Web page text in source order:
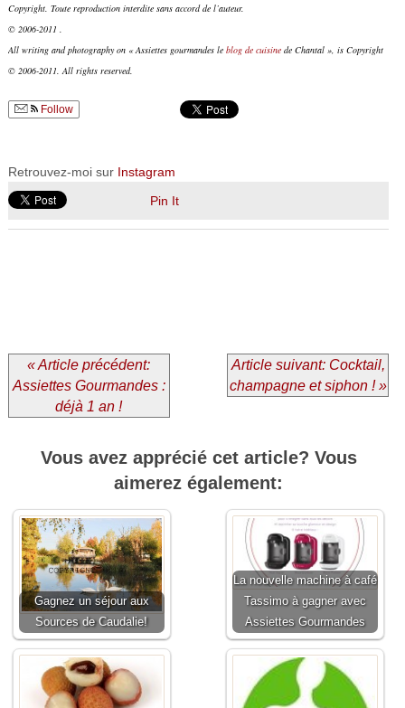
Copyright. Toute reproduction interdite sans accord de l’auteur.
© 2006-2011 .
All writing and photography on « Assiettes gourmandes le blog de cuisinede Chantal », is Copyright
© 2006-2011. All rights reserved.
Follow
Retrouvez-moi sur Instagram
Pin It
« Article précédent:
Assiettes Gourmandes :
déjà 1 an !
Article suivant: Cocktail,
champagne et siphon ! »
Vous avez apprécié cet article? Vous
aimerez également:
Gagnez un séjour aux
Sources de Caudalie!
La nouvelle machine à café
Tassimo à gagner avec
Assiettes Gourmandes